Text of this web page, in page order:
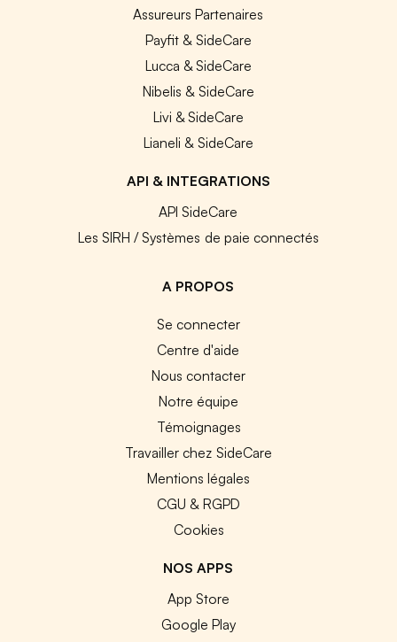
Assureurs Partenaires
Payfit & SideCare
Lucca & SideCare
Nibelis & SideCare
Livi & SideCare
Lianeli & SideCare
API & INTEGRATIONS
API SideCare
Les SIRH / Systèmes de paie connectés
A PROPOS
Se connecter
Centre d'aide
Nous contacter
Notre équipe
Témoignages
Travailler chez SideCare
Mentions légales
CGU & RGPD
Cookies
NOS APPS
App Store
Google Play